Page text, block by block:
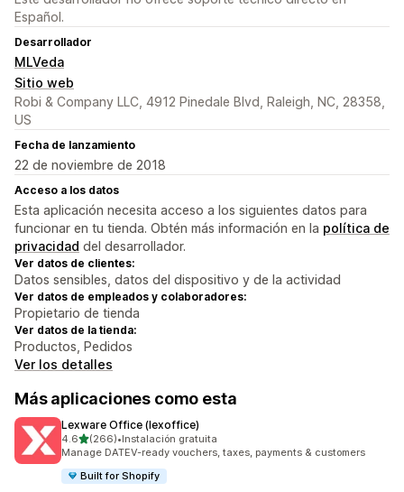
Español.
Desarrollador
MLVeda
Sitio web
Robi & Company LLC, 4912 Pinedale Blvd, Raleigh, NC, 28358,
US
Fecha de lanzamiento
22 de noviembre de 2018
Acceso a los datos
Esta aplicación necesita acceso a los siguientes datos para
funcionar en tu tienda. Obtén más información en la política de
privacidad del desarrollador.
Ver datos de clientes:
Datos sensibles, datos del dispositivo y de la actividad
Ver datos de empleados y colaboradores:
Propietario de tienda
Ver datos de la tienda:
Productos, Pedidos
Ver los detalles
Más aplicaciones como esta
Lexware Office (lexoffice)
4.6de 5 estrellas
(266)
266 reseñas en total
•Instalación gratuita
Manage DATEV-ready vouchers, taxes, payments & customers
Built for Shopify